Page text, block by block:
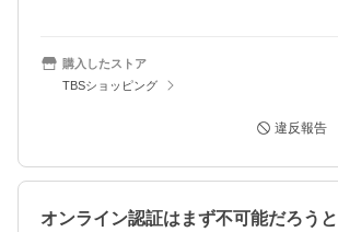
購入したストア
TBSショッピング
違反報告